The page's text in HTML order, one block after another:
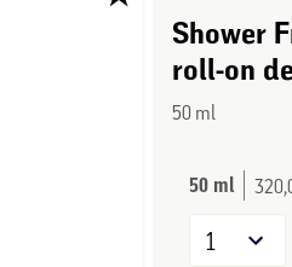
Shower
roll-on
50 ml
50 ml
1